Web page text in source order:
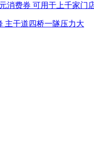
消费券 可用于上千家门
主干道四桥一隧压力大